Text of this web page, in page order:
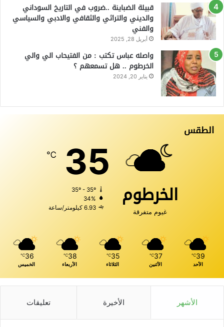
قبيلة الضباينة ..ضروب في التاريخ السوداني
والديني والتراثي والثقافي والادبي والسياسي
والفني
أبريل 28, 2025
واصله عباس تكتب : من الفتيحاب الي والي
الخرطوم .. هل تسمعهم ؟
يناير 20, 2024
الطقس
الخرطوم
غيوم متفرقة
35
℃
35º - 35º
34%
6.93 كيلومتر/ساعة
39
℃
الأحد
37
℃
الأثنين
35
℃
الثلاثاء
38
℃
الأربعاء
36
℃
الخميس
الأشهر الأخيرة تعليقات